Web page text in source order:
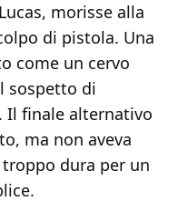
morisse alla
di pistola. Una
come un cervo
sospetto di
Il finale alternativo
ma non aveva
dura per un